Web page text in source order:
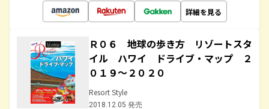
詳細を見る
Ｒ０６ 地球の歩き方 リゾートスタ
イル ハワイ ドライブ・マップ ２
０１９～２０２０
Resort Style
2018.12.05 発売